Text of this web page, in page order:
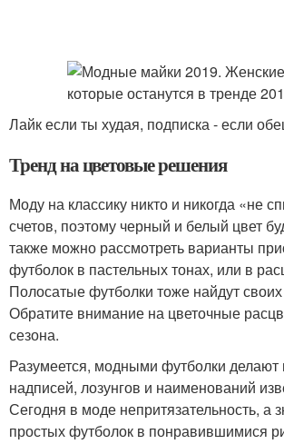
Лайк если ты худая, подписка - если
Тренд на цветовые решения
Моду на классику никто и никогда «не
счетов, поэтому черный и белый цвет
также можно рассмотреть варианты
футболок в пастельных тонах, или в
Полосатые футболки тоже найдут своих
Обратите внимание на цветочные
сезона.
Разумеется, модными футболки
надписей, лозунгов и наименований
Сегодня в моде непритязательность, а
простых футболок в понравившимися